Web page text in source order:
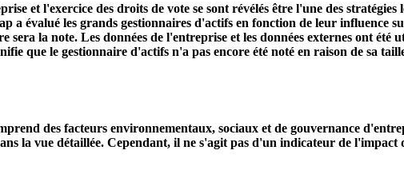
et l'exercice des droits de vote se sont révélés être l'une des
évalué les grands gestionnaires d'actifs en fonction de leur influence
la note. Les données de l'entreprise et les données externes ont été
que le gestionnaire d'actifs n'a pas encore été noté en raison de sa
des facteurs environnementaux, sociaux et de gouvernance
la vue détaillée. Cependant, il ne s'agit pas d'un indicateur de